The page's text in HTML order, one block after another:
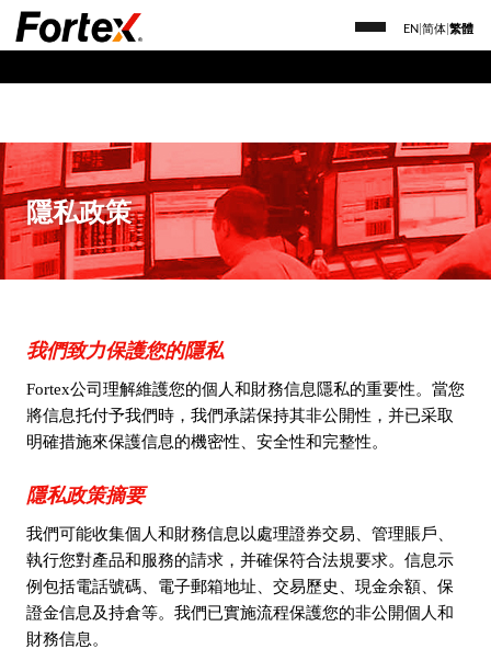
EN 简体 繁體
隱私政策
我們致力保護您的隱私
Fortex公司理解維護您的個人和財務信息隱私的重要性。當您
將信息托付予我們時，我們承諾保持其非公開性，并已采取
明確措施來保護信息的機密性、安全性和完整性。
隱私政策摘要
我們可能收集個人和財務信息以處理證券交易、管理賬戶、
執行您對產品和服務的請求，并確保符合法規要求。信息示
例包括電話號碼、電子郵箱地址、交易歷史、現金余額、保
證金信息及持倉等。我們已實施流程保護您的非公開個人和
財務信息。